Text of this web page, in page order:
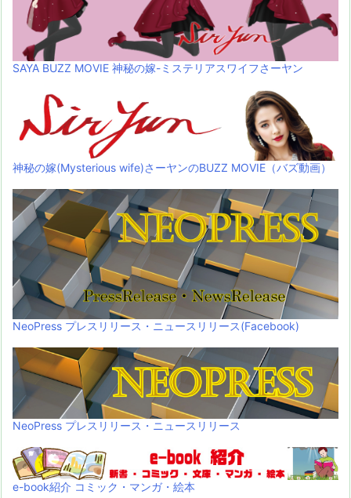
SAYA BUZZ MOVIE 神秘の嫁-ミステリアスワイフさーヤン
神秘の嫁(Mysterious wife)さーヤンのBUZZ MOVIE（バズ動画）
NeoPress プレスリリース・ニュースリリース(Facebook)
NeoPress プレスリリース・ニュースリリース
e-book紹介 コミック・マンガ・絵本